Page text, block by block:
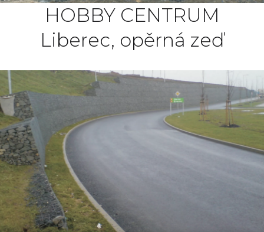
HOBBY CENTRUM
Liberec, opěrná zeď